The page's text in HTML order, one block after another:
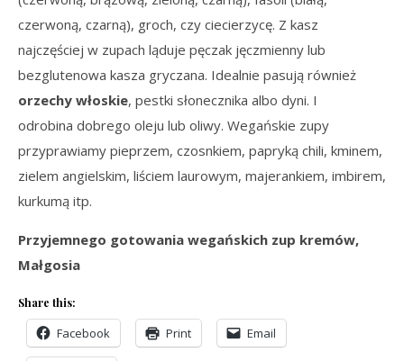
czerwoną, czarną), groch, czy ciecierzycę. Z kasz
najczęściej w zupach ląduje pęczak jęczmienny lub
bezglutenowa kasza gryczana. Idealnie pasują również
orzechy włoskie, pestki słonecznika albo dyni. I
odrobina dobrego oleju lub oliwy. Wegańskie zupy
przyprawiamy pieprzem, czosnkiem, papryką chili, kminem,
zielem angielskim, liściem laurowym, majerankiem, imbirem,
kurkumą itp.
Przyjemnego gotowania wegańskich zup kremów,
Małgosia
Share this:
Facebook Print Email